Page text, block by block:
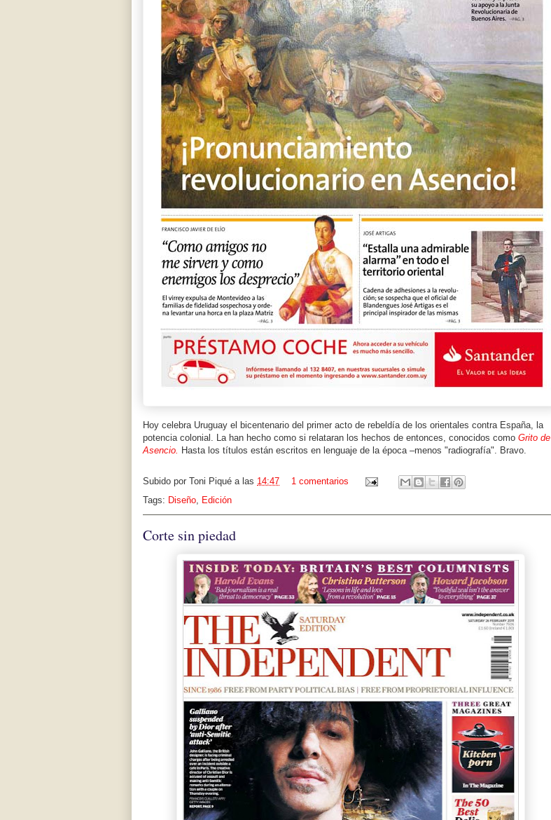
Hoy celebra Uruguay el bicentenario del primer acto de rebeldía de los orientales contra España, la
potencia colonial. La han hecho como si relataran los hechos de entonces, conocidos como Grito de
Asencio. Hasta los títulos están escritos en lenguaje de la época –menos "radiografía". Bravo.
Subido por Toni Piqué a las 14:47
1 comentarios
Tags: Diseño, Edición
Corte sin piedad